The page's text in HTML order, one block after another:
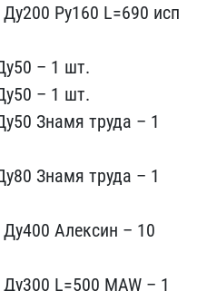
Ру160 L=690 ис​п
– 1 шт.
– 1 шт.
Знамя труда​ – 1
Знамя труда ​– 1
Алексин – 1​0
L=500 MAW – 1​